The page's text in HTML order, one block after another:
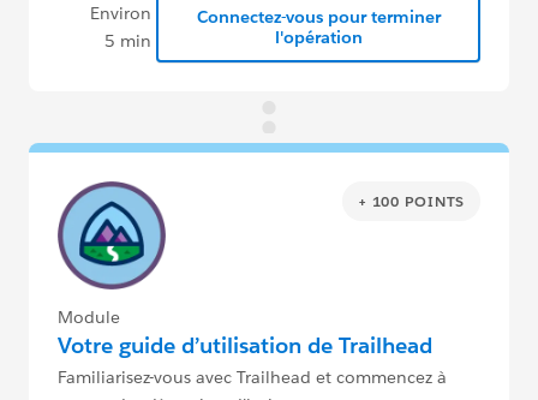
Environ
5 min
Connectez-vous pour terminer
l'opération
+ 100 POINTS
Module
Votre guide d’utilisation de Trailhead
Familiarisez-vous avec Trailhead et commencez à